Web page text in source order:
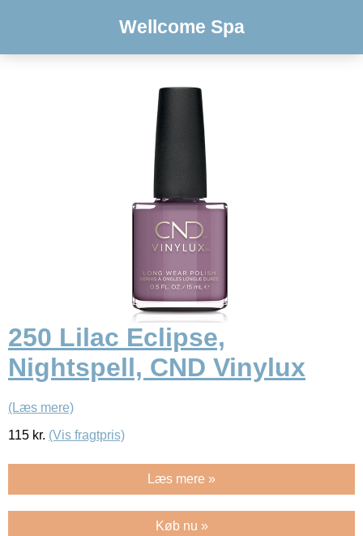
Wellcome Spa
250 Lilac Eclipse,
Nightspell, CND Vinylux
(Læs mere)
115 kr. (Vis fragtpris)
Læs mere »
Køb nu »